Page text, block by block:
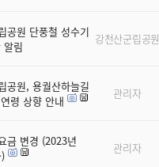
공원 단풍철 성수기
알림
강천산군립공원
공원, 용궐산하늘길
령 상향 안내
관리자
금 변경 (2023년
관리자